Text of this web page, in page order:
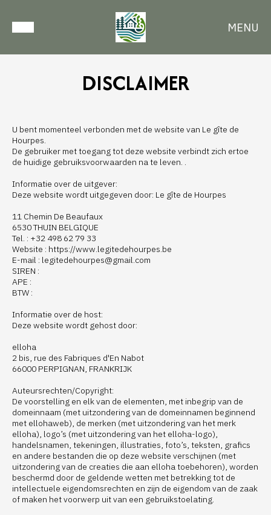
MENU
DISCLAIMER
U bent momenteel verbonden met de website van Le gîte de
Hourpes.
De gebruiker met toegang tot deze website verbindt zich ertoe
de huidige gebruiksvoorwaarden na te leven. .
Informatie over de uitgever:
Deze website wordt uitgegeven door: Le gîte de Hourpes
11 Chemin De Beaufaux
6530 THUIN BELGIQUE
Tel. : +32 498 62 79 33
Website : https://www.legitedehourpes.be
E-mail : legitedehourpes@gmail.com
SIREN :
APE :
BTW :
Informatie over de host:
Deze website wordt gehost door:
elloha
2 bis, rue des Fabriques d'En Nabot
66000 PERPIGNAN, FRANKRIJK
Auteursrechten/Copyright:
De voorstelling en elk van de elementen, met inbegrip van de
domeinnaam (met uitzondering van de domeinnamen beginnend
met ellohaweb), de merken (met uitzondering van het merk
elloha), logo’s (met uitzondering van het elloha-logo),
handelsnamen, tekeningen, illustraties, foto’s, teksten, grafics
en andere bestanden die op deze website verschijnen (met
uitzondering van de creaties die aan elloha toebehoren), worden
beschermd door de geldende wetten met betrekking tot de
intellectuele eigendomsrechten en zijn de eigendom van de zaak
of maken het voorwerp uit van een gebruikstoelating.